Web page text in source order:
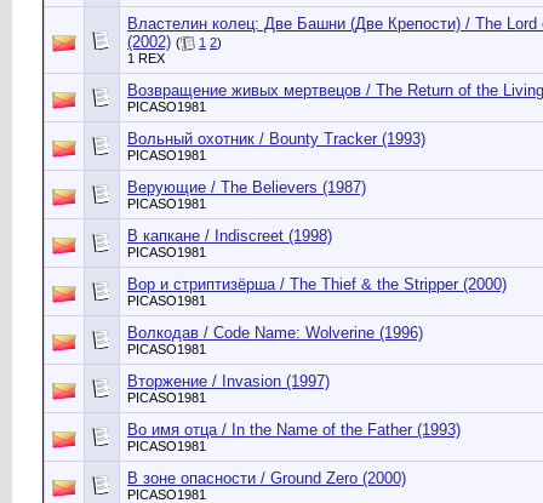
Властелин колец: Две Башни (Две Крепости) / The Lord
(2002) ( 1 2)
1 REX
Возвращение живых мертвецов / The Return of the
PICASO1981
Вольный охотник / Bounty Tracker (1993)
PICASO1981
Верующие / The Believers (1987)
PICASO1981
В капкане / Indiscreet (1998)
PICASO1981
Вор и стриптизёрша / The Thief & the Stripper (2000)
PICASO1981
Волкодав / Code Name: Wolverine (1996)
PICASO1981
Вторжение / Invasion (1997)
PICASO1981
Во имя отца / In the Name of the Father (1993)
PICASO1981
В зоне опасности / Ground Zero (2000)
PICASO1981